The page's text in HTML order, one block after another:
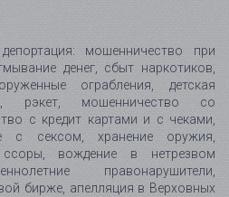
мошенничество при
денег, сбыт наркотиков,
ограбления, детская
рэкет, мошенничество со
с кредит картами и с чеками,
с сексом, хранение оружия,
ссоры, вождение в нетрезвом
правонарушители,
бирже, апелляция в Верховных